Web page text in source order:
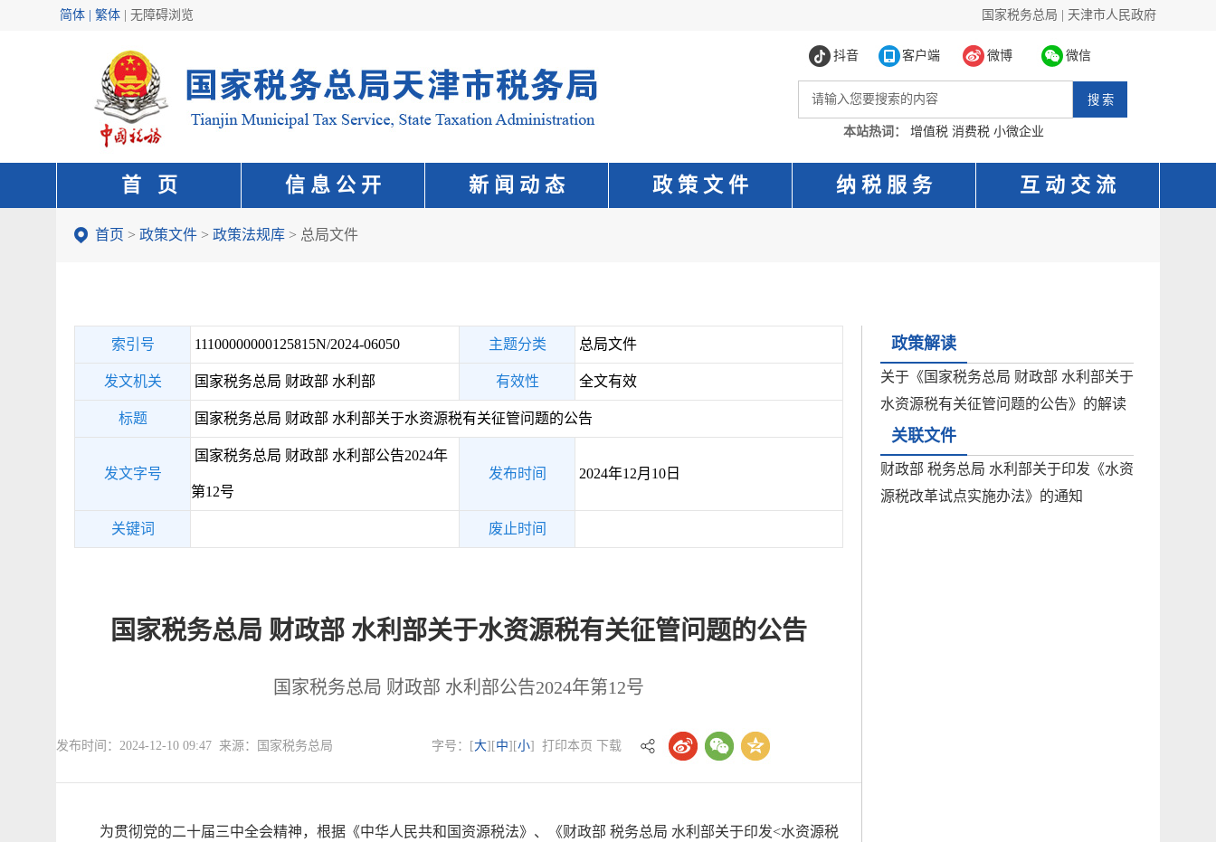
简体 | 繁体 无障碍浏览 国家税务总局 天津市人民政府
抖音 客户端 微博 微信
本站热词： 增值税 消费税 小微企业
首 页 信 息 公 开 新 闻 动 态 政 策 文 件 纳 税 服 务 互 动 交 流
首页 > 政策文件 > 政策法规库 > 总局文件
索引号 11100000000125815N/2024-06050 主题分类 总局文件
发文机关 国家税务总局 财政部 水利部 有效性 全文有效
标题 国家税务总局 财政部 水利部关于水资源税有关征管问题的公告
发文字号
国家税务总局 财政部 水利部公告2024年
第12号
发布时间 2024年12月10日
关键词 废止时间
国家税务总局 财政部 水利部关于水资源税有关征管问题的公告
国家税务总局 财政部 水利部公告2024年第12号
发布时间：2024-12-10 09:47 来源：国家税务总局 字号：[大][中][小] 打印本页 下载
为贯彻党的二十届三中全会精神，根据《中华人民共和国资源税法》、《财政部 税务总局 水利部关于印发<水资源税
政策解读
关于《国家税务总局 财政部 水利部关于
水资源税有关征管问题的公告》的解读
关联文件
财政部 税务总局 水利部关于印发《水资
源税改革试点实施办法》的通知